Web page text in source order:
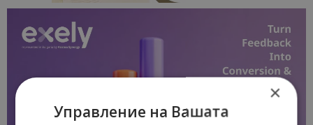
×
Управление на Вашата